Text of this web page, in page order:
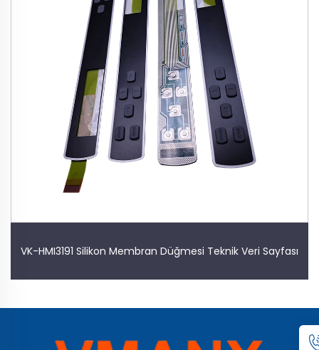
VK-HMI3191 Silikon Membran Düğmesi Teknik Veri Sayfası